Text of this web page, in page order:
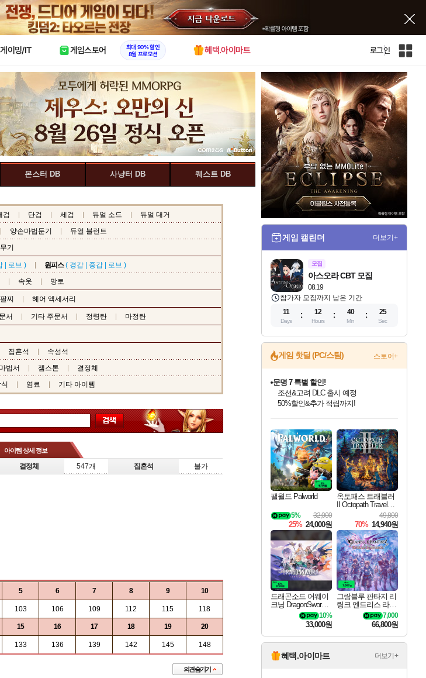
X
게이밍/IT 게임스토어
최대 90% 할인
8월 프로모션
혜택.아이마트 로그인
인
전
체
사
이
트
맵
몬스터 DB 사냥터 DB 퀘스트 DB
검 단검 세검 듀얼 소드
듀얼 대거
양손마법둔기
듀얼 블런트
기
로브 ) 원피스( 경갑 중갑 로브 )
속옷 망토
팔찌 헤어 액세서리
서 기타 주문서 정령탄 마정탄
집혼석
속성석
마법서 젬스톤
결정체
염료 기타 아이템
아이템 상세 정보
결정체 547개 집혼석 불가
5 6 7 8 9 10
103 106 109 112 115 118
15 16 17 18 19 20
133 136 139 142 145 148
게임 캘린더 더보기+
모집
08.19
아스오라 CBT 모집
참가자 모집까지 남은 기간
11
Days
12
Hours
40
Min
24
Sec
게임 핫딜 (PC/스팀) 스토어+
최대 90% 할인가를 만나보세요!
네이버혜택과 함께 만나보세요!
문명 7 특별 할인!
조선&고려 DLC 출시 예정
50%할인&추가 적립까지!
네이버 포인트 혜택까지!
이니&베니 혜택까지!
네이버 혜택가와 함께 예약하세요!
할인&네이버혜택으로 만나보세요!
네이버페이 혜택과 만나보세요!
40주년 프로모션으로 만나보세요!
할인가에 만나보세요!
일부 에디션 상시 할인!
혜택으로 예약 판매 중
편안하게 충전하세요
팰월드 Palworld
32,000
5%
25% 24,000원
옥토패스 트래블러
II Octopath Traveler I
49,800
70% 14,940원
드래곤소드 어웨이
크닝 DragonSword A
10%
33,000원
그랑블루 판타지 리
링크 엔드리스 라그
나로크 Granblue Fa
ntasy Relink Endless
7,000
66,800원
혜택.아이마트 더보기+
별땡님께서엘든 링 밤의 통치자